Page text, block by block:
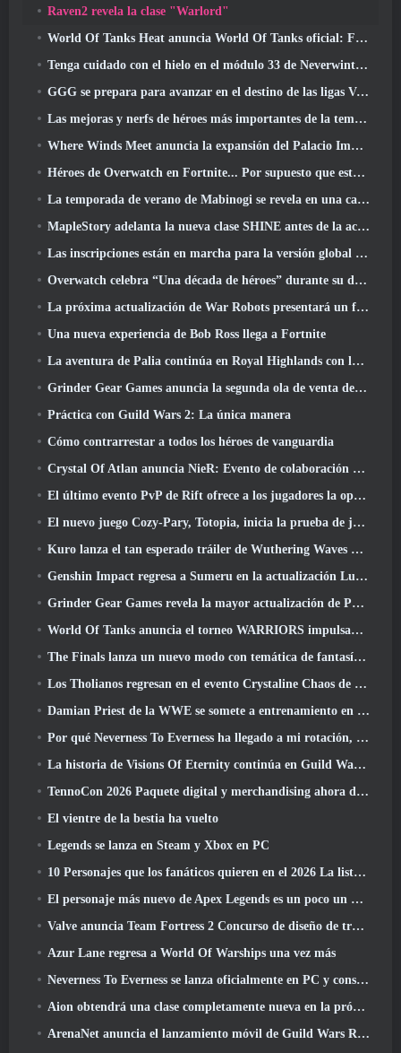
Raven2 revela la clase "Warlord"
World Of Tanks Heat anuncia World Of Tanks oficial: Fecha de lanzamiento de HEAT
Tenga cuidado con el hielo en el módulo 33 de Neverwinter, Frío cortante
GGG se prepara para avanzar en el destino de las ligas Vaal de Path Of Exile 2 antes del lanzamiento del regreso de los Antiguos
Las mejoras y nerfs de héroes más importantes de la temporada 8
Where Winds Meet anuncia la expansión del Palacio Imperial y comparte una hoja de ruta de contenido "masiva"
Héroes de Overwatch en Fortnite... Por supuesto que estaba destinado a suceder
La temporada de verano de Mabinogi se revela en una carta del productor
MapleStory adelanta la nueva clase SHINE antes de la actualización de junio
Las inscripciones están en marcha para la versión global de la 'Prueba de prólogo' de Limit Zero Breakers de NCSoft
Overwatch celebra “Una década de héroes” durante su décimo aniversario
La próxima actualización de War Robots presentará un francotirador inspirado en Lovecraft
Una nueva experiencia de Bob Ross llega a Fortnite
La aventura de Palia continúa en Royal Highlands con la actualización de hoy
Grinder Gear Games anuncia la segunda ola de venta de entradas para ExileCon
Práctica con Guild Wars 2: La única manera
Cómo contrarrestar a todos los héroes de vanguardia
Crystal Of Atlan anuncia NieR: Evento de colaboración de autómatas
El último evento PvP de Rift ofrece a los jugadores la oportunidad de ganar hasta 4000 Créditos y un nuevo título
El nuevo juego Cozy-Pary, Totopia, inicia la prueba de juego beta cerrada
Kuro lanza el tan esperado tráiler de Wuthering Waves Cyberpunk: Cruce de Edgerunners
Genshin Impact regresa a Sumeru en la actualización Luna VII
Grinder Gear Games revela la mayor actualización de Path Of Exile II hasta el momento, El regreso de los antiguos
World Of Tanks anuncia el torneo WARRIORS impulsado por la comunidad
The Finals lanza un nuevo modo con temática de fantasía medieval, 'Dragon's Claim'
Los Tholianos regresan en el evento Crystaline Chaos de Star Trek Online
Damian Priest de la WWE se somete a entrenamiento en “The Loot Camp” en el tráiler Live Action Burst Fest de Delta Force
Por qué Neverness To Everness ha llegado a mi rotación, Por ahora
La historia de Visions Of Eternity continúa en Guild Wars 2 La próxima semana
TennoCon 2026 Paquete digital y merchandising ahora disponibles para comprar
El vientre de la bestia ha vuelto
Legends se lanza en Steam y Xbox en PC
10 Personajes que los fanáticos quieren en el 2026 La lista de Marvel Rivals es la que tiene más probabilidades de suceder
El personaje más nuevo de Apex Legends es un poco un demonio de la velocidad
Valve anuncia Team Fortress 2 Concurso de diseño de trofeos ÜBERFEST
Azur Lane regresa a World Of Warships una vez más
Neverness To Everness se lanza oficialmente en PC y consolas
Aion obtendrá una clase completamente nueva en la próxima actualización de Dread Blade
ArenaNet anuncia el lanzamiento móvil de Guild Wars Reforged